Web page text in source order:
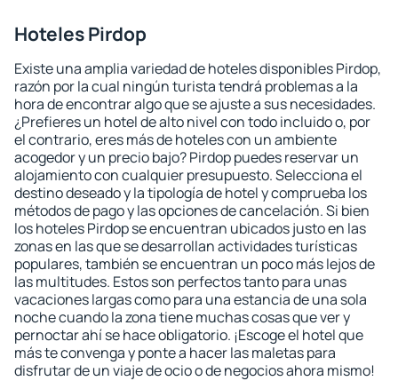
Hoteles Pirdop
Existe una amplia variedad de hoteles disponibles Pirdop,
razón por la cual ningún turista tendrá problemas a la
hora de encontrar algo que se ajuste a sus necesidades.
¿Prefieres un hotel de alto nivel con todo incluido o, por
el contrario, eres más de hoteles con un ambiente
acogedor y un precio bajo? Pirdop puedes reservar un
alojamiento con cualquier presupuesto. Selecciona el
destino deseado y la tipología de hotel y comprueba los
métodos de pago y las opciones de cancelación. Si bien
los hoteles Pirdop se encuentran ubicados justo en las
zonas en las que se desarrollan actividades turísticas
populares, también se encuentran un poco más lejos de
las multitudes. Estos son perfectos tanto para unas
vacaciones largas como para una estancia de una sola
noche cuando la zona tiene muchas cosas que ver y
pernoctar ahí se hace obligatorio. ¡Escoge el hotel que
más te convenga y ponte a hacer las maletas para
disfrutar de un viaje de ocio o de negocios ahora mismo!